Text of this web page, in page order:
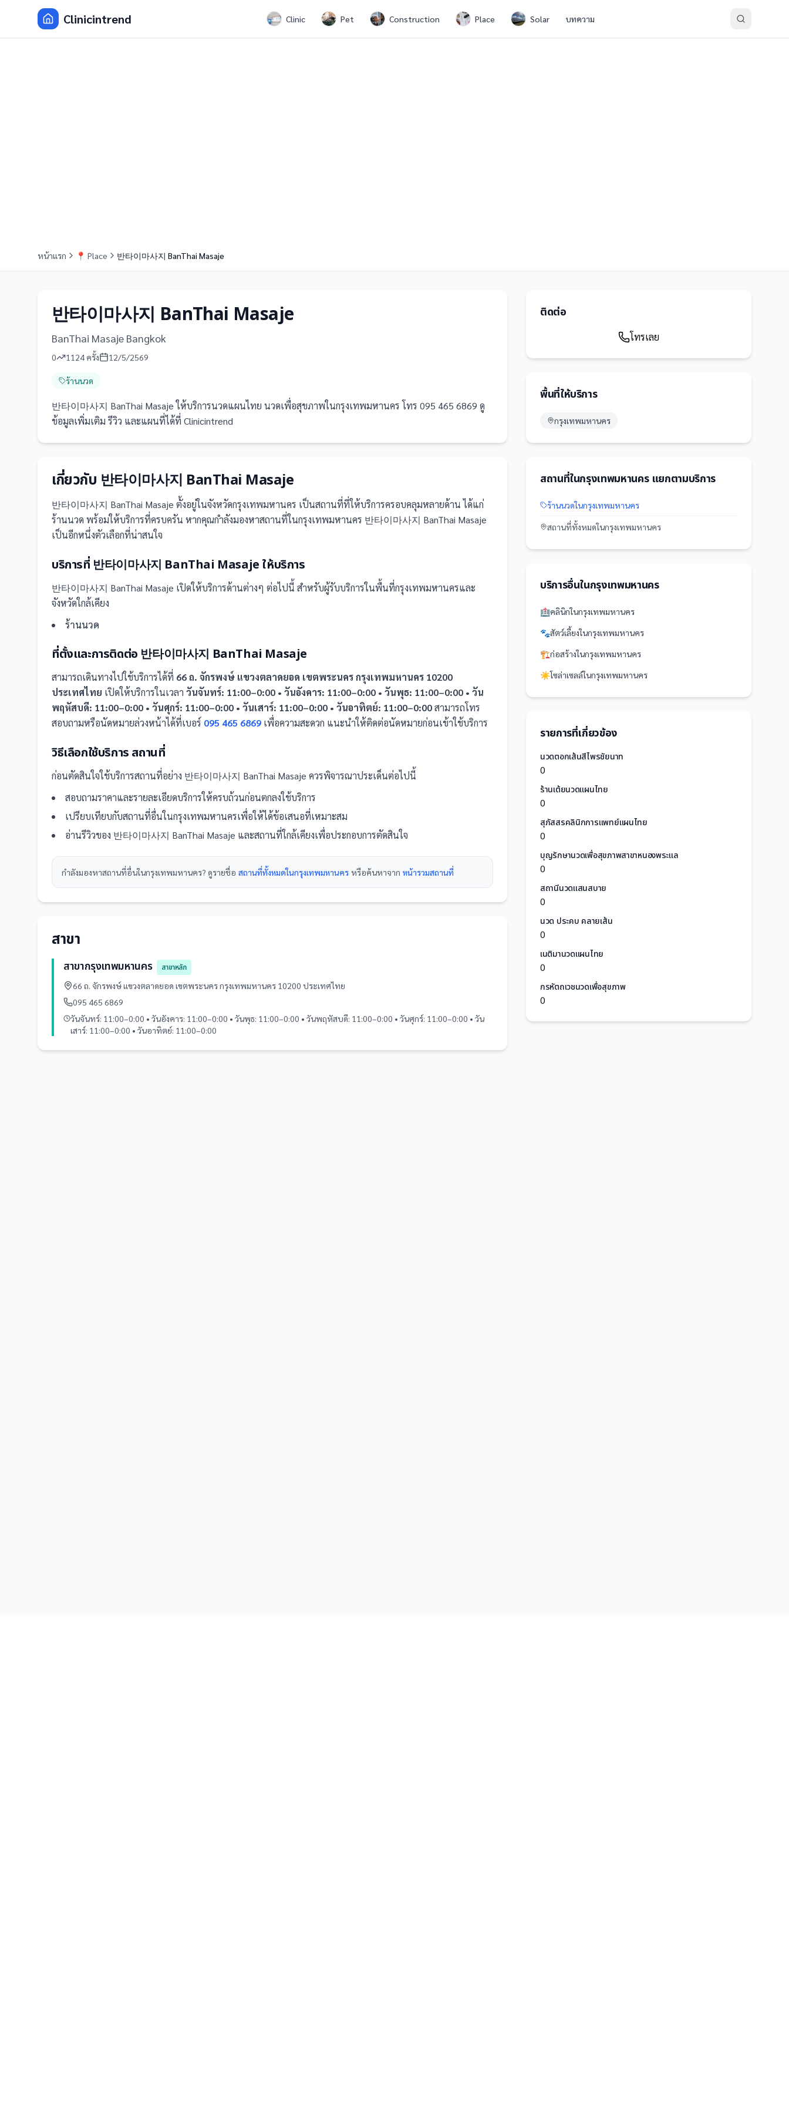
Clinicintrend Clinic Pet Construction Place Solar บทความ
หน้าแรก 📍 Place 반타이마사지 BanThai Masaje
반타이마사지 BanThai Masaje
BanThai Masaje Bangkok
0 1124 ครั้ง 12/5/2569
ร้านนวด
반타이마사지 BanThai Masaje ให้บริการนวดแผนไทย นวดเพื่อสุขภาพในกรุงเทพมหานคร โทร 095 465 6869 ดู
ข้อมูลเพิ่มเติม รีวิว และแผนที่ได้ที่ Clinicintrend
เกี่ยวกับ 반타이마사지 BanThai Masaje
반타이마사지 BanThai Masaje ตั้งอยู่ในจังหวัดกรุงเทพมหานคร เป็นสถานที่ที่ให้บริการครอบคลุมหลายด้าน ได้แก่
ร้านนวด พร้อมให้บริการที่ครบครัน หากคุณกำลังมองหาสถานที่ในกรุงเทพมหานคร 반타이마사지 BanThai Masaje
เป็นอีกหนึ่งตัวเลือกที่น่าสนใจ
บริการที่ 반타이마사지 BanThai Masaje ให้บริการ
반타이마사지 BanThai Masaje เปิดให้บริการด้านต่างๆ ต่อไปนี้ สำหรับผู้รับบริการในพื้นที่กรุงเทพมหานครและ
จังหวัดใกล้เคียง
ร้านนวด
ที่ตั้งและการติดต่อ 반타이마사지 BanThai Masaje
สามารถเดินทางไปใช้บริการได้ที่ 66 ถ. จักรพงษ์ แขวงตลาดยอด เขตพระนคร กรุงเทพมหานคร 10200
ประเทศไทย เปิดให้บริการในเวลา วันจันทร์: 11:00–0:00 • วันอังคาร: 11:00–0:00 • วันพุธ: 11:00–0:00 • วัน
พฤหัสบดี: 11:00–0:00 • วันศุกร์: 11:00–0:00 • วันเสาร์: 11:00–0:00 • วันอาทิตย์: 11:00–0:00สามารถโทร
สอบถามหรือนัดหมายล่วงหน้าได้ที่เบอร์ 095 465 6869 เพื่อความสะดวก แนะนำให้ติดต่อนัดหมายก่อนเข้าใช้บริการ
วิธีเลือกใช้บริการ สถานที่
ก่อนตัดสินใจใช้บริการสถานที่อย่าง 반타이마사지 BanThai Masaje ควรพิจารณาประเด็นต่อไปนี้
สอบถามราคาและรายละเอียดบริการให้ครบถ้วนก่อนตกลงใช้บริการ
เปรียบเทียบกับสถานที่อื่นในกรุงเทพมหานครเพื่อให้ได้ข้อเสนอที่เหมาะสม
อ่านรีวิวของ 반타이마사지 BanThai Masaje และสถานที่ใกล้เคียงเพื่อประกอบการตัดสินใจ
กำลังมองหาสถานที่อื่นในกรุงเทพมหานคร? ดูรายชื่อ สถานที่ทั้งหมดในกรุงเทพมหานคร หรือค้นหาจาก หน้ารวมสถานที่
สาขา
สาขากรุงเทพมหานคร
สาขาหลัก
66 ถ. จักรพงษ์ แขวงตลาดยอด เขตพระนคร กรุงเทพมหานคร 10200 ประเทศไทย
095 465 6869
วันจันทร์: 11:00–0:00 • วันอังคาร: 11:00–0:00 • วันพุธ: 11:00–0:00 • วันพฤหัสบดี: 11:00–0:00 • วันศุกร์: 11:00–0:00 • วัน
เสาร์: 11:00–0:00 • วันอาทิตย์: 11:00–0:00
ติดต่อ
โทรเลย
พื้นที่ให้บริการ
กรุงเทพมหานคร
สถานที่ในกรุงเทพมหานครแยกตามบริการ
ร้านนวดในกรุงเทพมหานคร
สถานที่ทั้งหมดในกรุงเทพมหานคร
บริการอื่นในกรุงเทพมหานคร
🏥คลินิกในกรุงเทพมหานคร
🐾สัตว์เลี้ยงในกรุงเทพมหานคร
🏗️ก่อสร้างในกรุงเทพมหานคร
☀️โซล่าเซลล์ในกรุงเทพมหานคร
รายการที่เกี่ยวข้อง
นวดตอกเส้นสีไพรชัยนาท
0
ร้านเต้ยนวดแผนไทย
0
สุภัสสรคลินิกการแพทย์แผนไทย
0
บุญรักษานวดเพื่อสุขภาพสาขาหนองพระแล
0
สถานีนวดแสนสบาย
0
นวด ประคบ คลายเส้น
0
เนติมานวดแผนไทย
0
กรหัตถเวชนวดเพื่อสุขภาพ
0